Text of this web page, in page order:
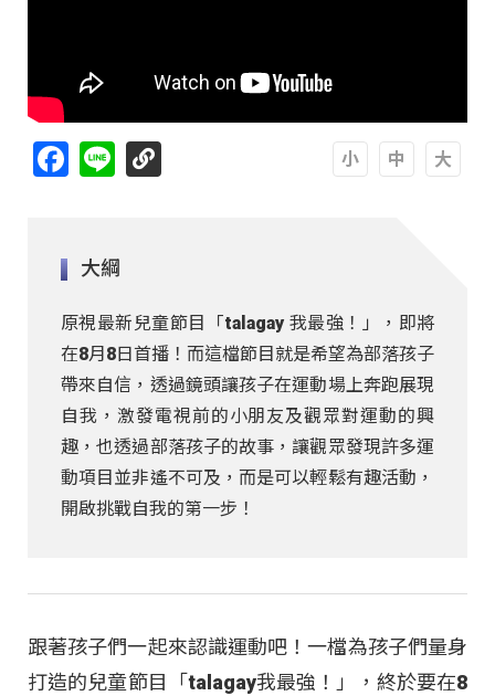
Facebook
Line
大綱
原視最新兒童節目「talagay 我最強！」，即將
在8月8日首播！而這檔節目就是希望為部落孩子
帶來自信，透過鏡頭讓孩子在運動場上奔跑展現
自我，激發電視前的小朋友及觀眾對運動的興
趣，也透過部落孩子的故事，讓觀眾發現許多運
動項目並非遙不可及，而是可以輕鬆有趣活動，
開啟挑戰自我的第一步！
跟著孩子們一起來認識運動吧！一檔為孩子們量身
打造的兒童節目「talagay我最強！」，終於要在8